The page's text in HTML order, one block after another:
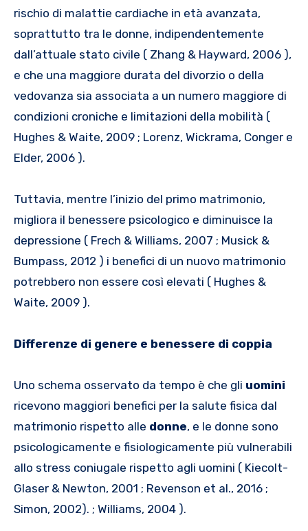
rischio di malattie cardiache in età avanzata,
soprattutto tra le donne, indipendentemente
dall’attuale stato civile ( Zhang & Hayward, 2006 ),
e che una maggiore durata del divorzio o della
vedovanza sia associata a un numero maggiore di
condizioni croniche e limitazioni della mobilità (
Hughes & Waite, 2009 ; Lorenz, Wickrama, Conger e
Elder, 2006 ).
Tuttavia, mentre l’inizio del primo matrimonio,
migliora il benessere psicologico e diminuisce la
depressione ( Frech & Williams, 2007 ; Musick &
Bumpass, 2012 ) i benefici di un nuovo matrimonio
potrebbero non essere così elevati ( Hughes &
Waite, 2009 ).
Differenze di genere e benessere di coppia
Uno schema osservato da tempo è che gli uomini
ricevono maggiori benefici per la salute fisica dal
matrimonio rispetto alle donne, e le donne sono
psicologicamente e fisiologicamente più vulnerabili
allo stress coniugale rispetto agli uomini ( Kiecolt-
Glaser & Newton, 2001 ; Revenson et al., 2016 ;
Simon, 2002). ; Williams, 2004 ).